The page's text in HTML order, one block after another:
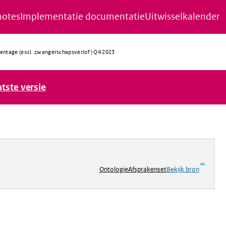
Implementatie documentatieUitwisselkalender
(excl. zwangerschapsverlof) Q4 2023
versie
OntologieAfsprakensetBekijk bron
...